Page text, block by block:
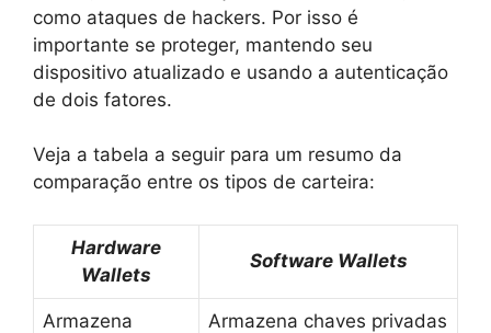
como ataques de hackers. Por isso é
importante se proteger, mantendo seu
dispositivo atualizado e usando a autenticação
de dois fatores.
Veja a tabela a seguir para um resumo da
comparação entre os tipos de carteira:
Hardware
Wallets
Software Wallets
Armazena
Armazena chaves privadas